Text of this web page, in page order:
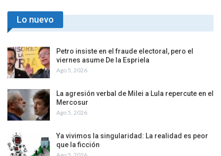
Lo nuevo
Petro insiste en el fraude electoral, pero el
viernes asume De la Espriela
Ago 5, 2026
La agresión verbal de Milei a Lula repercute en el
Mercosur
Ago 5, 2026
Ya vivimos la singularidad: La realidad es peor
que la ficción
Ago 5, 2026